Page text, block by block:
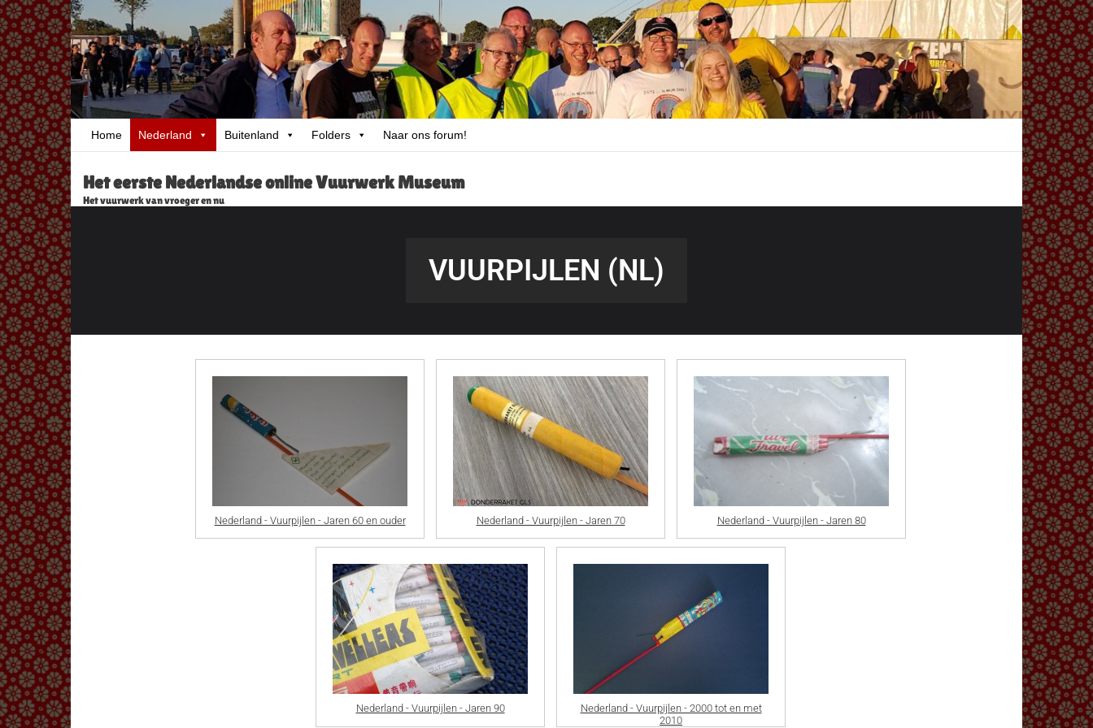
Skip
to
content
Home Nederland Buitenland Folders Naar ons forum!
Het eerste Nederlandse online Vuurwerk Museum
Het vuurwerk van vroeger en nu
VUURPIJLEN (NL)
Nederland - Vuurpijlen - Jaren 60 en ouder Nederland - Vuurpijlen - Jaren 70 Nederland - Vuurpijlen - Jaren 80
Nederland - Vuurpijlen - Jaren 90
Nederland - Vuurpijlen - 2000 tot en met
2010